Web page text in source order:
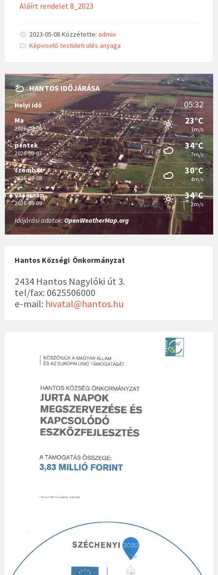
Aláírt rendelet 8_2023
2023-05-08 Közzétette: admin
C
o
r
i
e
s
:
Képviselő testületi ülés anyaga
HANTOS IDŐJÁRÁSA
Helyi idő 05:32
Ma
2026-08-06
23°C
1m/s
péntek
2026-08-07
34°C
7m/s
szombat
2026-08-08
30°C
4m/s
vasárnap
2026-08-09
34°C
2m/s
Időjárási adatok:OpenWeatherMap.org
Hantos Községi Önkormányzat
2434 Hantos Nagylóki út 3.
tel/fax: 0625506000
e-mail: hivatal@hantos.hu